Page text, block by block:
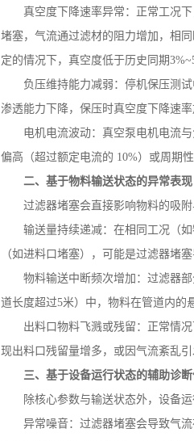
真空度下降速率异常：正常工况
堵塞，气流通过滤材的阻力增加，相
定的情况下，真空度低于历史同期
负压维持能力减弱：停机保压测
渗透能力下降，保压时真空度下降速率
电机电流波动：真空泵电机电流
偏高（超过额定电流的 10%）或周期
二、基于物料输送状态的异常表现
过滤器堵塞会直接影响物料的吸
输送量持续递减：在相同工况（
（如进料口堵塞），可能是过滤器堵
物料输送中断频次增加：过滤器
道长度超过5米）中，物料在管道内的
出料口物料飞溅或残留：正常情
现出料口残留量增多，或因气流紊乱
三、基于设备运行状态的辅助诊
除核心参数与输送状态外，设备
异常噪音：过滤器堵塞会导致气